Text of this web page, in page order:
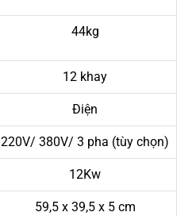
44kg
12 khay
Điện
220V/ 380V/ 3 pha (tùy chọn)
12Kw
59,5 x 39,5 x 5 cm